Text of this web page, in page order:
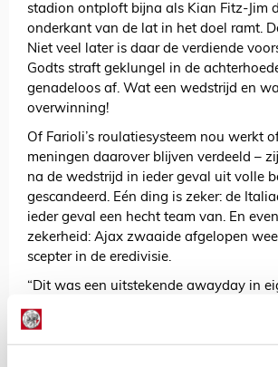
stadion ontploft bijna als Kian Fitz-Jim
onderkant van de lat in het doel ramt.
Niet veel later is daar de verdiende
Godts straft geklungel in de
genadeloos af. Wat een wedstrijd en
overwinning!
Of Farioli’s roulatiesysteem nou werkt
meningen daarover blijven verdeeld –
na de wedstrijd in ieder geval uit volle
gescandeerd. Eén ding is zeker: de
ieder geval een hecht team van. En
zekerheid: Ajax zwaaide afgelopen
scepter in de eredivisie.
“Dit was een uitstekende awayday in
concluderen we als we het stadion
de stad in anders?”